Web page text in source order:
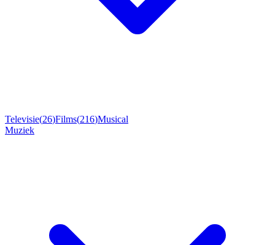
Televisie(26)Films(216)Musical
Muziek